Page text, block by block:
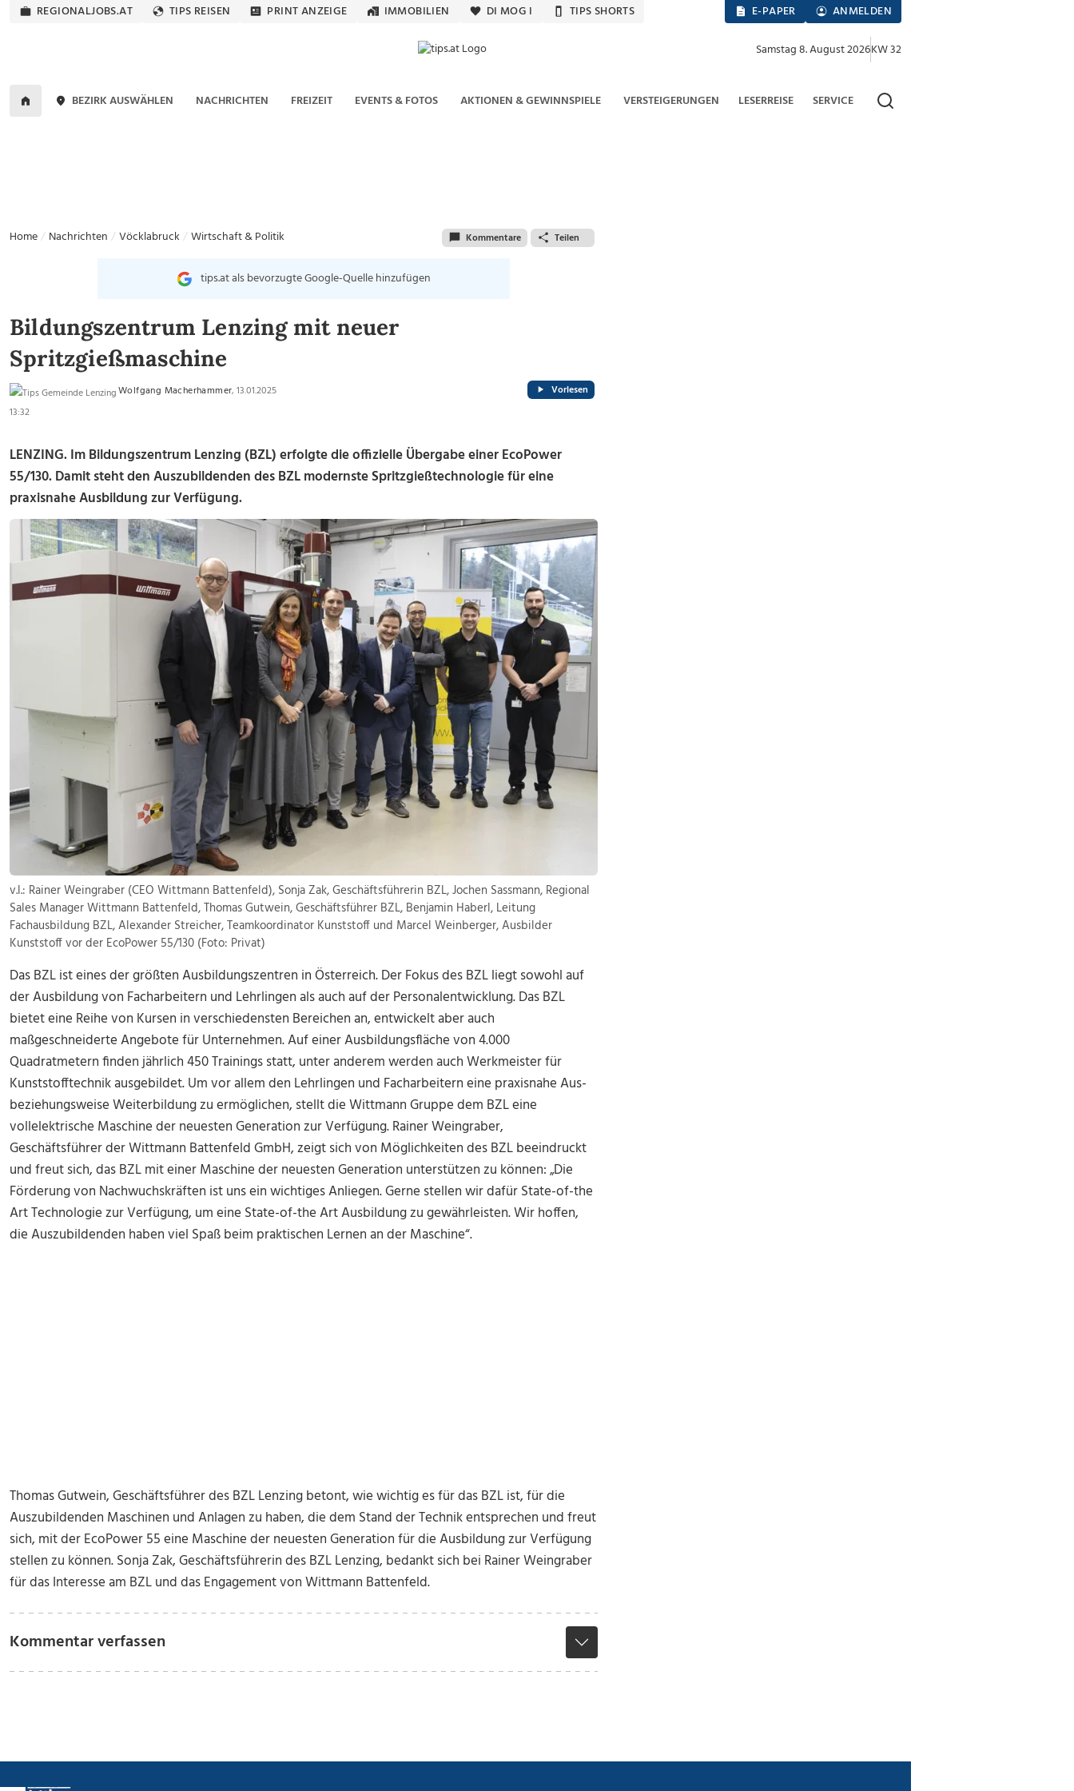
REGIONALJOBS.AT TIPS REISEN PRINT ANZEIGE IMMOBILIEN DI MOG I TIPS SHORTS E-PAPER ANMELDEN
Samstag 8. August 2026KW 32
BEZIRK AUSWÄHLEN NACHRICHTEN FREIZEIT EVENTS & FOTOS AKTIONEN & GEWINNSPIELE VERSTEIGERUNGEN LESERREISE SERVICE
Home Nachrichten Vöcklabruck Wirtschaft & Politik Kommentare Teilen
tips.at als bevorzugte Google-Quelle hinzufügen
Bildungszentrum Lenzing mit neuer
Spritzgießmaschine
Wolfgang Macherhammer, 13.01.2025
13:32
Vorlesen
LENZING. Im Bildungszentrum Lenzing (BZL) erfolgte die offizielle Übergabe einer EcoPower
55/130. Damit steht den Auszubildenden des BZL modernste Spritzgießtechnologie für eine
praxisnahe Ausbildung zur Verfügung.
v.l.: Rainer Weingraber (CEO Wittmann Battenfeld), Sonja Zak, Geschäftsführerin BZL, Jochen Sassmann, Regional
Sales Manager Wittmann Battenfeld, Thomas Gutwein, Geschäftsführer BZL, Benjamin Haberl, Leitung
Fachausbildung BZL, Alexander Streicher, Teamkoordinator Kunststoff und Marcel Weinberger, Ausbilder
Kunststoff vor der EcoPower 55/130 (Foto: Privat)
Das BZL ist eines der größten Ausbildungszentren in Österreich. Der Fokus des BZL liegt sowohl auf
der Ausbildung von Facharbeitern und Lehrlingen als auch auf der Personalentwicklung. Das BZL
bietet eine Reihe von Kursen in verschiedensten Bereichen an, entwickelt aber auch
maßgeschneiderte Angebote für Unternehmen. Auf einer Ausbildungsfläche von 4.000
Quadratmetern finden jährlich 450 Trainings statt, unter anderem werden auch Werkmeister für
Kunststofftechnik ausgebildet. Um vor allem den Lehrlingen und Facharbeitern eine praxisnahe Aus-
beziehungsweise Weiterbildung zu ermöglichen, stellt die Wittmann Gruppe dem BZL eine
vollelektrische Maschine der neuesten Generation zur Verfügung. Rainer Weingraber,
Geschäftsführer der Wittmann Battenfeld GmbH, zeigt sich von Möglichkeiten des BZL beeindruckt
und freut sich, das BZL mit einer Maschine der neuesten Generation unterstützen zu können: „Die
Förderung von Nachwuchskräften ist uns ein wichtiges Anliegen. Gerne stellen wir dafür State-of-the
Art Technologie zur Verfügung, um eine State-of-the Art Ausbildung zu gewährleisten. Wir hoffen,
die Auszubildenden haben viel Spaß beim praktischen Lernen an der Maschine“.
Thomas Gutwein, Geschäftsführer des BZL Lenzing betont, wie wichtig es für das BZL ist, für die
Auszubildenden Maschinen und Anlagen zu haben, die dem Stand der Technik entsprechen und freut
sich, mit der EcoPower 55 eine Maschine der neuesten Generation für die Ausbildung zur Verfügung
stellen zu können. Sonja Zak, Geschäftsführerin des BZL Lenzing, bedankt sich bei Rainer Weingraber
für das Interesse am BZL und das Engagement von Wittmann Battenfeld.
Kommentar verfassen